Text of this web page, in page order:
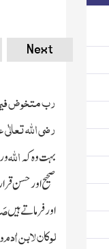
Next
رب متخوض
رضی اﷲ
بہت وہ کہاﷲو
صحیح اور حسن
اور فرماتے ہیں
لوکان لابن